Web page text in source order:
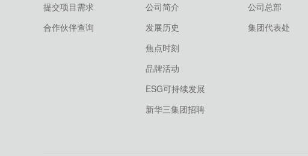
提交项目需求
合作伙伴查询
公司简介
发展历史
焦点时刻
品牌活动
ESG可持续发展
新华三集团招聘
公司总部
集团代表处